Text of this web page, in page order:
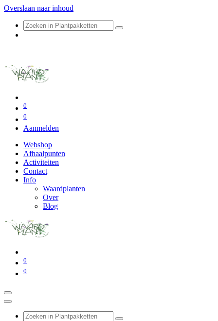
Overslaan naar inhoud
0
0
Aanmelden
Webshop
Afhaalpunten
Activiteiten
Contact
Info
Waardplanten
Over
Blog
0
0